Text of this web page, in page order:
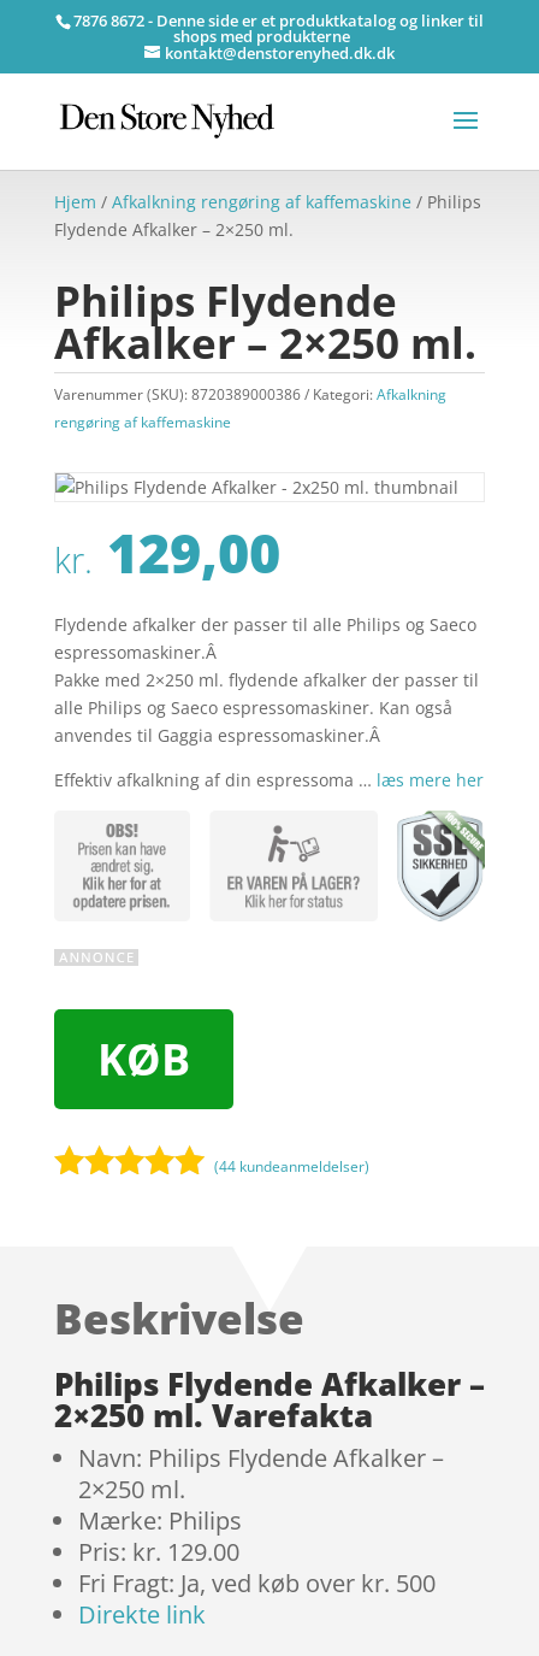
7876 8672 - Denne side er et produktkatalog og linker til
shops med produkterne
kontakt@denstorenyhed.dk.dk
Hjem / Afkalkning rengøring af kaffemaskine / Philips
Flydende Afkalker – 2×250 ml.
Philips Flydende
Afkalker – 2×250 ml.
Varenummer (SKU):8720389000386 Kategori:Afkalkning
rengøring af kaffemaskine
kr. 129,00
Flydende afkalker der passer til alle Philips og Saeco
espressomaskiner.Â
Pakke med 2×250 ml. flydende afkalker der passer til
alle Philips og Saeco espressomaskiner. Kan også
anvendes til Gaggia espressomaskiner.Â
Effektiv afkalkning af din espressoma … læs mere her
KØB
kundebedøm
(44 kundeanmeldelser)
Beskrivelse
Philips Flydende Afkalker –
2×250 ml. Varefakta
Navn: Philips Flydende Afkalker –
2×250 ml.
Mærke: Philips
Pris: kr. 129.00
Fri Fragt: Ja, ved køb over kr. 500
Direkte link